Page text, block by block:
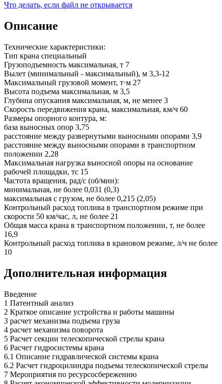
Что делать, если файл не открывается
Описание
Технические характеристики:
Тип крана специальный
Грузоподъемность максимальная, т 7
Вылет (минимальный - максимальный), м 3,3-12
Максимальный грузовой момент, т·м 27
Высота подъема максимальная, м 3,5
Глубина опускания максимальная, м, не менее 3
Скорость передвижения крана, максимальная, км/ч 60
Размеры опорного контура, м:
база выносных опор 3,75
расстояние между развернутыми выносными опорами 3,9
расстояние между выносными опорами в транспортном
положении 2,28
Максимальная нагрузка выносной опоры на основание
рабочей площадки, тс 15
Частота вращения, рад/с (об/мин):
минимальная, не более 0,031 (0,3)
максимальная с грузом, не более 0,215 (2,05)
Контрольный расход топлива в транспортном режиме при
скорости 50 км/час, л, не более 21
Общая масса крана в транспортном положении, т, не более
16,9
Контрольный расход топлива в крановом режиме, л/ч не более
10
Дополнительная информация
Введение
1 Патентный анализ
2 Краткое описание устройства и работы машины
3 расчет механизма подъема груза
4 расчет механизма поворота
5 Расчет секции телескопической стрелы крана
6 Расчет гидросистемы крана
6.1 Описание гидравлической системы крана
6.2 Расчет гидроцилиндра подъема телескопической стрелы
7 Мероприятия по ресурсосбережению